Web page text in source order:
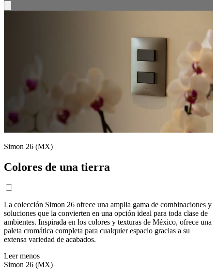
Simon 26 (MX)
Colores de una tierra
La colección Simon 26 ofrece una amplia gama de combinaciones y
soluciones que la convierten en una opción ideal para toda clase de
ambientes. Inspirada en los colores y texturas de México, ofrece una
paleta cromática completa para cualquier espacio gracias a su
extensa variedad de acabados.
Leer menos
Simon 26 (MX)